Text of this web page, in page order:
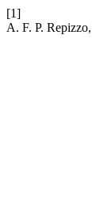
[1]
A. F. P.